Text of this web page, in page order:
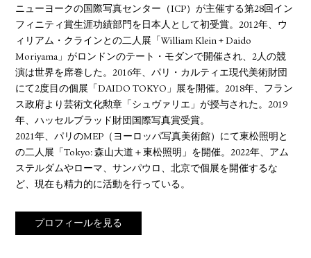
ニューヨークの国際写真センター（ICP）が主催する第28回イン
フィニティ賞生涯功績部門を日本人として初受賞。2012年、ウ
ィリアム・クラインとの二人展「William Klein + Daido
Moriyama」がロンドンのテート・モダンで開催され、2人の競
演は世界を席巻した。2016年、パリ・カルティエ現代美術財団
にて2度目の個展「DAIDO TOKYO」展を開催。2018年、フラン
ス政府より芸術文化勲章「シュヴァリエ」が授与された。2019
年、ハッセルブラッド財団国際写真賞受賞。
2021年、パリのMEP（ヨーロッパ写真美術館）にて東松照明と
の二人展「Tokyo: 森山大道＋東松照明」を開催。2022年、アム
ステルダムやローマ、サンパウロ、北京で個展を開催するな
ど、現在も精力的に活動を行っている。
プロフィールを見る